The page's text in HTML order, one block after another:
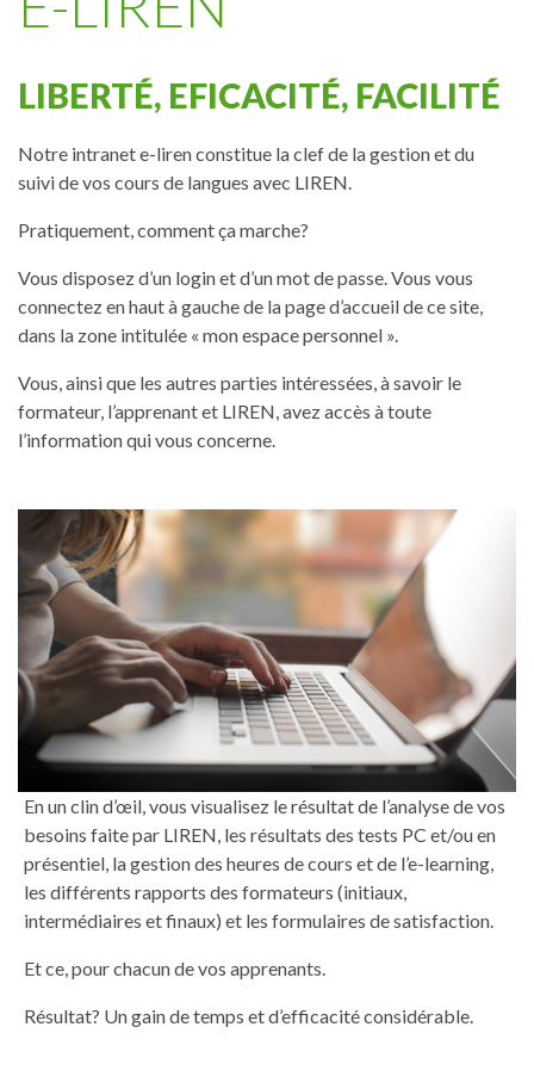
LIBERTÉ, EFICACITÉ, FACILITÉ
Notre intranet e-liren constitue la clef de la gestion et du
suivi de vos cours de langues avec LIREN.
Pratiquement, comment ça marche?
Vous disposez d’un login et d’un mot de passe. Vous vous
connectez en haut à gauche de la page d’accueil de ce site,
dans la zone intitulée « mon espace personnel ».
Vous, ainsi que les autres parties intéressées, à savoir le
formateur, l’apprenant et LIREN, avez accès à toute
l’information qui vous concerne.
En un clin d’œil, vous visualisez le résultat de l’analyse de vos
besoins faite par LIREN, les résultats des tests PC et/ou en
présentiel, la gestion des heures de cours et de l’e-learning,
les différents rapports des formateurs (initiaux,
intermédiaires et finaux) et les formulaires de satisfaction.
Et ce, pour chacun de vos apprenants.
Résultat? Un gain de temps et d’efficacité considérable.